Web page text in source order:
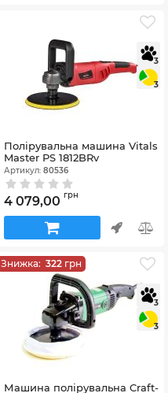
3
3
Полірувальна машина Vitals
Master PS 1812BRv
Артикул: 80536
4 079,00 грн
Знижка: 322 грн
3
3
Машина полірувальна Craft-